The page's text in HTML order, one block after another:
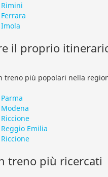
il proprio
treno più popolari nella
Emilia
treno più ricercati